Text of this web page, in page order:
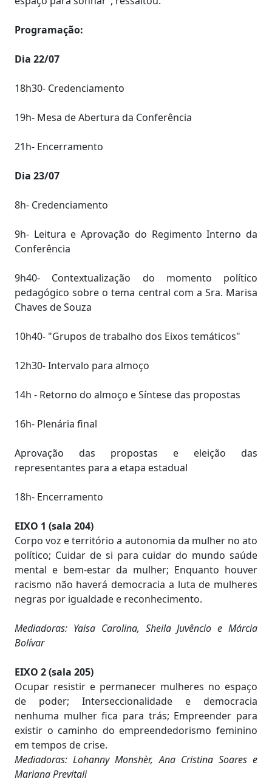
Programação:
Dia 22/07
18h30- Credenciamento
19h- Mesa de Abertura da Conferência
21h- Encerramento
Dia 23/07
8h- Credenciamento
9h- Leitura e Aprovação do Regimento Interno da
Conferência
9h40- Contextualização do momento político
pedagógico sobre o tema central com a Sra. Marisa
Chaves de Souza
10h40- "Grupos de trabalho dos Eixos temáticos"
12h30- Intervalo para almoço
14h - Retorno do almoço e Síntese das propostas
16h- Plenária final
Aprovação das propostas e eleição das
representantes para a etapa estadual
18h- Encerramento
EIXO 1 (sala 204)
Corpo voz e território a autonomia da mulher no ato
político; Cuidar de si para cuidar do mundo saúde
mental e bem-estar da mulher; Enquanto houver
racismo não haverá democracia a luta de mulheres
negras por igualdade e reconhecimento.
Mediadoras: Yaisa Carolina, Sheila Juvêncio e Márcia
Bolívar
EIXO 2 (sala 205)
Ocupar resistir e permanecer mulheres no espaço
de poder; Interseccionalidade e democracia
nenhuma mulher fica para trás; Empreender para
existir o caminho do empreendedorismo feminino
em tempos de crise.
Mediadoras: Lohanny Monshèr, Ana Cristina Soares e
Mariana Previtali